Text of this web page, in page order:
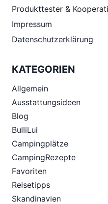
Produkttester &
Impressum
Datenschutzerklärung
KATEGORIEN
Allgemein
Ausstattungsideen
Blog
BulliLui
Campingplätze
CampingRezepte
Favoriten
Reisetipps
Skandinavien